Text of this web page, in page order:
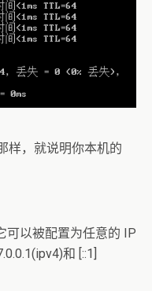
样，就说明你本机的
可以被配置为任意的 IP
和 [::1]